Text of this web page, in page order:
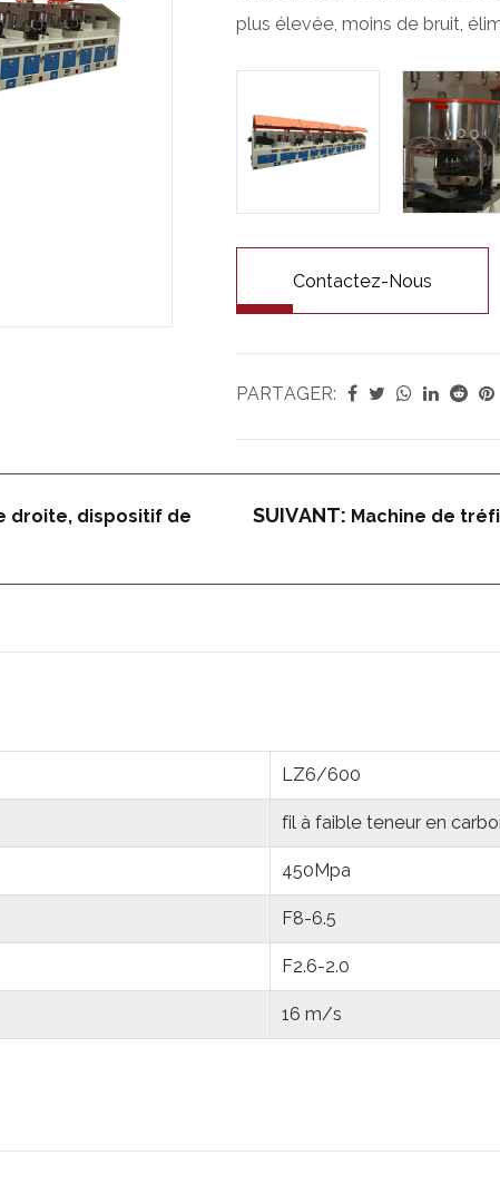
plus élevée, moins de bruit,
Contactez-Nous
PARTAGER:
droite, dispositif de
SUIVANT: Machine de
LZ6/600
fil à faible teneur en
450Mpa
F8-6.5
F2.6-2.0
16 m/s